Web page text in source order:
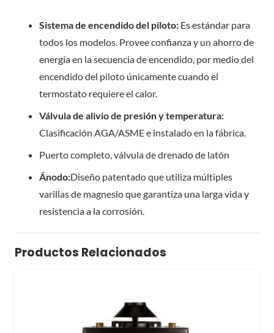
Sistema de encendido del piloto: Es estándar para
todos los modelos. Provee confianza y un ahorro de
energía en la secuencia de encendido, por medio del
encendido del piloto únicamente cuando el
termostato requiere el calor.
Válvula de alivio de presión y temperatura:
Clasificación AGA/ASME e instalado en la fábrica.
Puerto completo, válvula de drenado de latón
Ánodo:Diseño patentado que utiliza múltiples
varillas de magnesio que garantiza una larga vida y
resistencia a la corrosión.
Productos Relacionados